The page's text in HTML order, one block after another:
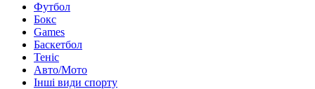
Футбол
Бокс
Games
Баскетбол
Теніс
Авто/Мото
Інші види спорту